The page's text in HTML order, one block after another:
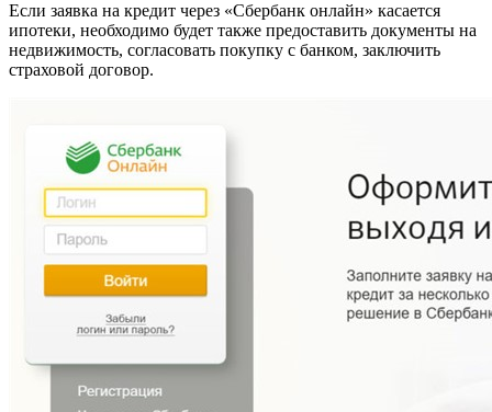
Если заявка на кредит через «Сбербанк онлайн» касается
ипотеки, необходимо будет также предоставить документы на
недвижимость, согласовать покупку с банком, заключить
страховой договор.